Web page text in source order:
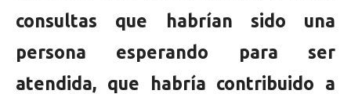
consultas que habrían sido una
persona esperando para ser
atendida, que habría contribuido a